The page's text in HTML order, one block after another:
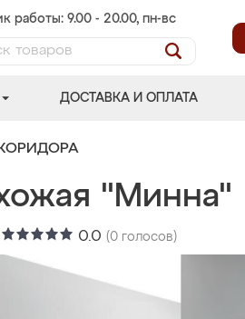
работы: 9.00 - 20.00, пн-вс
ДОСТАВКА И ОПЛАТА
"Минна"
0.0 (0 голосов)